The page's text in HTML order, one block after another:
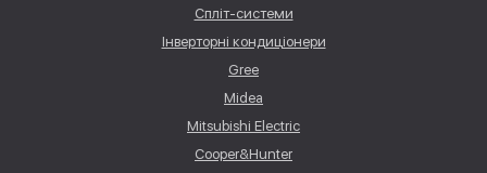
Спліт-системи
Інверторні кондиціонери
Gree
Midea
Mitsubishi Electric
Cooper&Hunter